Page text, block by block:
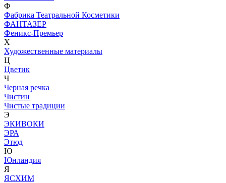
Ф
Фабрика Театральной Косметики
ФАНТАЗЕР
Феникс-Премьер
Х
Художественные материалы
Ц
Цветик
Ч
Черная речка
Чистин
Чистые традиции
Э
ЭКИВОКИ
ЭРА
Этюд
Ю
Юнландия
Я
ЯСХИМ